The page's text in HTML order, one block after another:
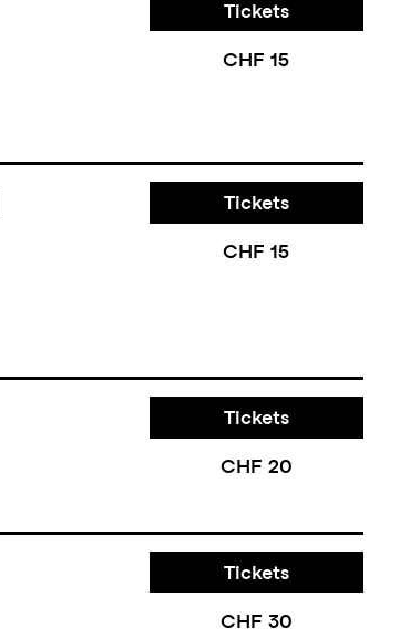
Tickets
CHF 15
Tickets
CHF 15
Tickets
CHF 20
Tickets
CHF 30